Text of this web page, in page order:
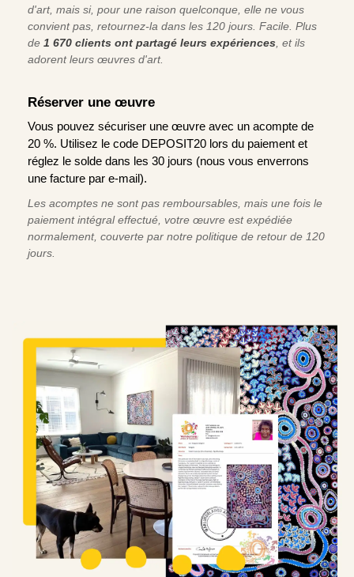
d'art, mais si, pour une raison quelconque, elle ne vous
convient pas, retournez-la dans les 120 jours. Facile. Plus
de 1 670 clients ont partagé leurs expériences , et ils
adorent leurs œuvres d'art.
Réserver une œuvre
Vous pouvez sécuriser une œuvre avec un acompte de
20 %. Utilisez le code DEPOSIT20 lors du paiement et
réglez le solde dans les 30 jours (nous vous enverrons
une facture par e-mail).
Les acomptes ne sont pas remboursables, mais une fois le
paiement intégral effectué, votre œuvre est expédiée
normalement, couverte par notre politique de retour de 120
jours.